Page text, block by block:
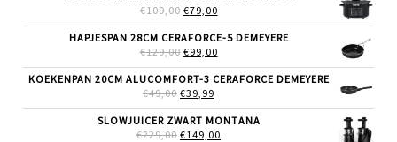
€69,99.€55,00.
€109,00 OORSPRONKELIJKE
WAS:
€109,00.
€79,00HUIDIGE
IS:
€79,00.
HAPJESPAN 28CM CERAFORCE-5 DEMEYERE
€129,00 OORSPRONKELIJKE
WAS:
€129,00.
€99,00HUIDIGE
IS:
KOEKENPAN 20CM ALUCOMFORT-3 CERAFORCE DEMEYERE
€49,00 OORSPRONKELIJKE
WAS:
€49,00.
€39,99
IS:
€39,99.
SLOWJUICER ZWART MONTANA
€229,00 OORSPRONKELIJKE
€149,00